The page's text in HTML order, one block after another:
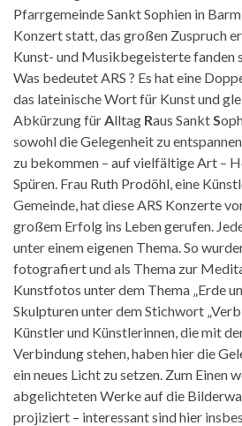
Pfarrgemeinde Sankt Sophien in
Konzert statt, das großen Zuspruch
Kunst- und Musikbegeisterte fanden
Was bedeutet ARS ? Es hat eine
das lateinische Wort für Kunst und
Abkürzung fürAlltag Raus SanktS
sowohl die Gelegenheit zu
zu bekommen – auf vielfältige Art –
Spüren. Frau Ruth Prodöhl, eine
Gemeinde, hat diese ARS Konzerte
großem Erfolg ins Leben gerufen.
unter einem eigenen Thema. So
fotografiert und als Thema zur
Kunstfotos unter dem Thema „Erde
Skulpturen unter dem Stichwort
Künstler und Künstlerinnen, die mit
Verbindung stehen, haben hier die
ein neues Licht zu setzen. Zum Einen
abgelichteten Werke auf die
projiziert – interessant sind hier